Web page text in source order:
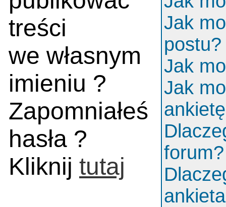
treści
we własnym
imieniu ?
Zapomniałeś
hasła ?
Kliknij tutaj
Jak
postu?
Jak
Jak
forum?